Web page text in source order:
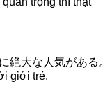
絶大な人気がある。
giới trẻ.